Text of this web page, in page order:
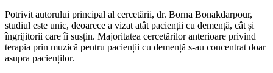
Potrivit autorului principal al cercetării, dr. Borna Bonakdarpour,
studiul este unic, deoarece a vizat atât pacienții cu demență, cât și
îngrijitorii care îi susțin. Majoritatea cercetărilor anterioare privind
terapia prin muzică pentru pacienții cu demență s-au concentrat doar
asupra pacienților.